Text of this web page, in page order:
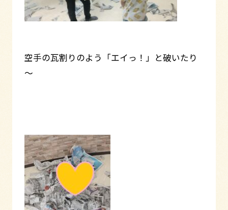
空手の瓦割りのよう「エイっ！」と破いたり
～